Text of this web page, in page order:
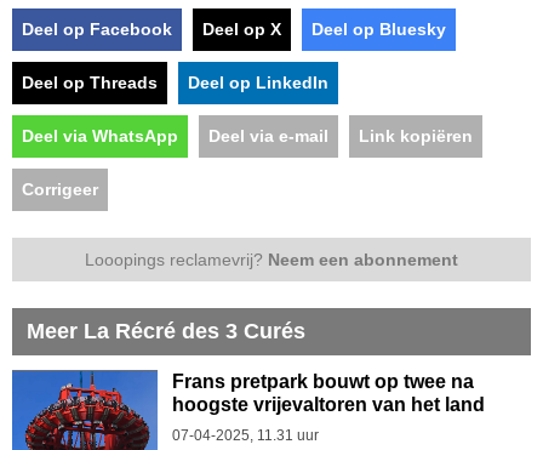
Deel op Facebook Deel op X Deel op Bluesky
Deel op Threads Deel op LinkedIn
Deel via WhatsApp Deel via e-mail Link kopiëren
Corrigeer
Looopings reclamevrij? Neem een abonnement
Meer La Récré des 3 Curés
Frans pretpark bouwt op twee na
hoogste vrijevaltoren van het land
07-04-2025, 11.31 uur